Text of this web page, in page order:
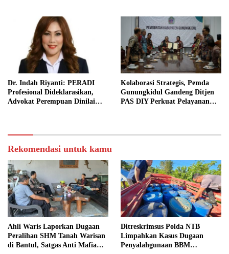
Dr. Indah Riyanti: PERADI
Profesional Dideklarasikan,
Advokat Perempuan Dinilai
Kolaborasi Strategis, Pemda
Gunungkidul Gandeng Ditjen
PAS DIY Perkuat Pelayanan
Rekomendasi untuk kamu
Ahli Waris Laporkan Dugaan
Peralihan SHM Tanah Warisan
di Bantul, Satgas Anti Mafia
Ditreskrimsus Polda NTB
Limpahkan Kasus Dugaan
Penyalahgunaan BBM